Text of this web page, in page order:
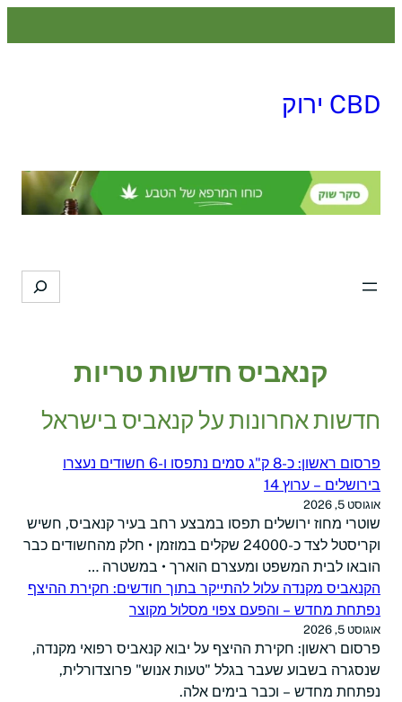
CBD ירוק
Search
קנאביס חדשות טריות
חדשות אחרונות על קנאביס בישראל
פרסום ראשון: כ-8 ק"ג סמים נתפסו ו-6 חשודים נעצרו
בירושלים – ערוץ 14
אוגוסט 5, 2026
שוטרי מחוז ירושלים תפסו במבצע רחב בעיר קנאביס, חשיש
וקריסטל לצד כ-24000 שקלים במוזמן • חלק מהחשודים כבר
הובאו לבית המשפט ומעצרם הוארך • במשטרה …
הקנאביס מקנדה עלול להתייקר בתוך חודשים: חקירת ההיצף
נפתחת מחדש – והפעם צפוי מסלול מקוצר
אוגוסט 5, 2026
פרסום ראשון: חקירת ההיצף על יבוא קנאביס רפואי מקנדה,
שנסגרה בשבוע שעבר בגלל "טעות אנוש" פרוצדורלית,
נפתחת מחדש – וכבר בימים אלה.